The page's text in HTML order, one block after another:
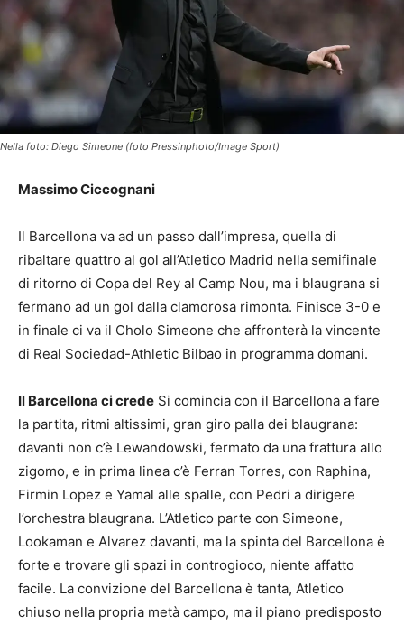
Nella foto: Diego Simeone (foto Pressinphoto/Image Sport)
Massimo Ciccognani
Il Barcellona va ad un passo dall’impresa, quella di
ribaltare quattro al gol all’Atletico Madrid nella semifinale
di ritorno di Copa del Rey al Camp Nou, ma i blaugrana si
fermano ad un gol dalla clamorosa rimonta. Finisce 3-0 e
in finale ci va il Cholo Simeone che affronterà la vincente
di Real Sociedad-Athletic Bilbao in programma domani.
Il Barcellona ci crede Si comincia con il Barcellona a fare
la partita, ritmi altissimi, gran giro palla dei blaugrana:
davanti non c’è Lewandowski, fermato da una frattura allo
zigomo, e in prima linea c’è Ferran Torres, con Raphina,
Firmin Lopez e Yamal alle spalle, con Pedri a dirigere
l’orchestra blaugrana. L’Atletico parte con Simeone,
Lookaman e Alvarez davanti, ma la spinta del Barcellona è
forte e trovare gli spazi in controgioco, niente affatto
facile. La convizione del Barcellona è tanta, Atletico
chiuso nella propria metà campo, ma il piano predisposto